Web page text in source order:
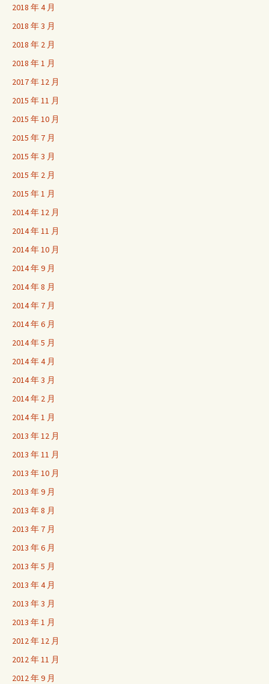
2018 年 4 月
2018 年 3 月
2018 年 2 月
2018 年 1 月
2017 年 12 月
2015 年 11 月
2015 年 10 月
2015 年 7 月
2015 年 3 月
2015 年 2 月
2015 年 1 月
2014 年 12 月
2014 年 11 月
2014 年 10 月
2014 年 9 月
2014 年 8 月
2014 年 7 月
2014 年 6 月
2014 年 5 月
2014 年 4 月
2014 年 3 月
2014 年 2 月
2014 年 1 月
2013 年 12 月
2013 年 11 月
2013 年 10 月
2013 年 9 月
2013 年 8 月
2013 年 7 月
2013 年 6 月
2013 年 5 月
2013 年 4 月
2013 年 3 月
2013 年 1 月
2012 年 12 月
2012 年 11 月
2012 年 9 月